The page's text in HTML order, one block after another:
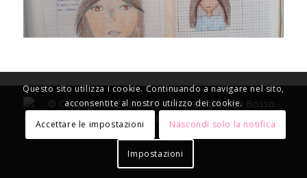
© Copyright 2021 Istituto Comprensivo Ezio Bosso -
Codice meccanografico: TOIC8BX00B - Powered by
TosoLab
Questo sito utilizza i cookie. Continuando a navigare nel sito,
acconsentite al nostro utilizzo dei cookie.
Accettare le impostazioni
Nascondi solo la notifica
Impostazioni